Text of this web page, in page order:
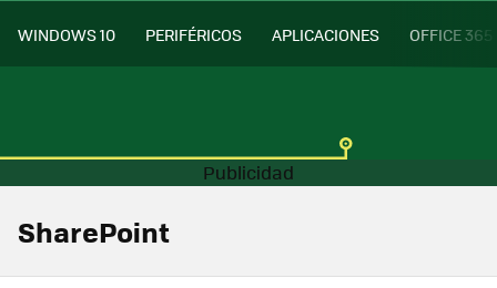
WINDOWS 10 PERIFÉRICOS APLICACIONES OFFICE 365
SharePoint